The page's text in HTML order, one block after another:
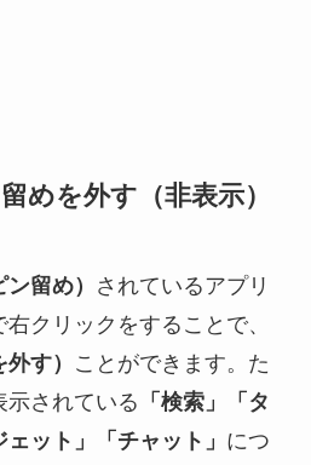
めを外す（非表示）
留め）
されているアプリ
クリックをすることで、
す）
ことができます。た
示されている 「検索」「タ
ット」「チャット」 につ